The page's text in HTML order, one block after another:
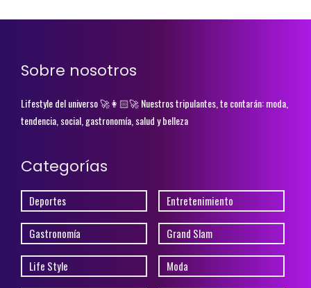
Sobre nosotros
Lifestyle del universo 🚀👩🏻‍🚀 Nuestros tripulantes, te contarán: moda,
tendencia, social, gastronomía, salud y belleza
Categorías
Deportes Entretenimiento
Gastronomía Grand Slam
Life Style Moda